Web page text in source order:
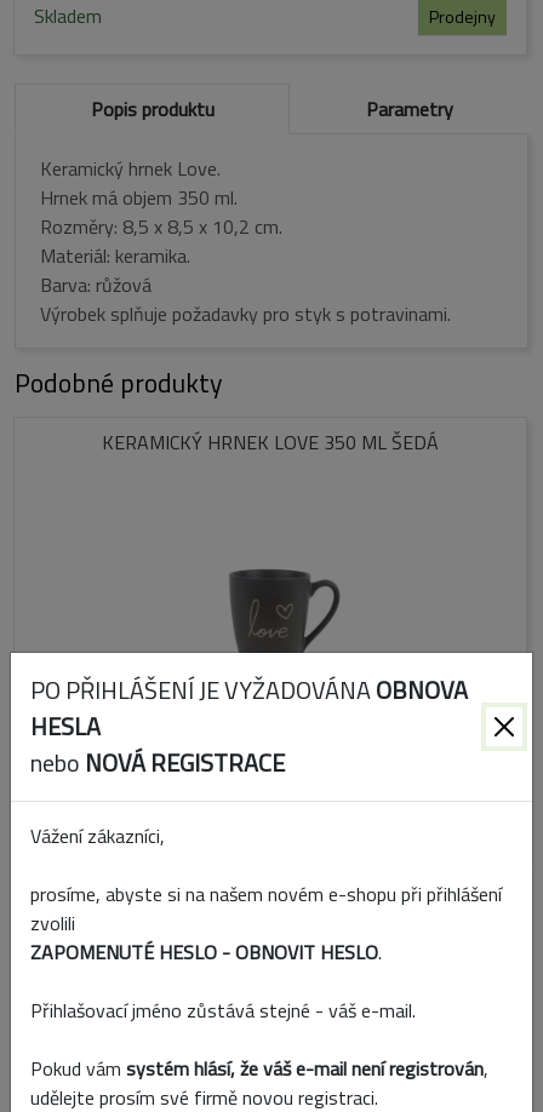
Skladem Prodejny
Popis produktu Parametry
Keramický hrnek Love.
Hrnek má objem 350 ml.
Rozměry: 8,5 x 8,5 x 10,2 cm.
Materiál: keramika.
Barva: růžová
Výrobek splňuje požadavky pro styk s potravinami.
Podobné produkty
KERAMICKÝ HRNEK LOVE 350 ML ŠEDÁ
Kód: X6967-21
KERAMICKÝ HRNEK LOVE 350 ML ČERNÁ
PO PŘIHLÁŠENÍ JE VYŽADOVÁNAOBNOVA
HESLA
nebo NOVÁ REGISTRACE
Vážení zákazníci,
prosíme, abyste si na našem novém e-shopu při přihlášení
zvolili
ZAPOMENUTÉ HESLO - OBNOVIT HESLO.
Přihlašovací jméno zůstává stejné - váš e-mail.
Pokud vám systém hlásí, že váš e-mail není registrován,
udělejte prosím své firmě novou registraci.